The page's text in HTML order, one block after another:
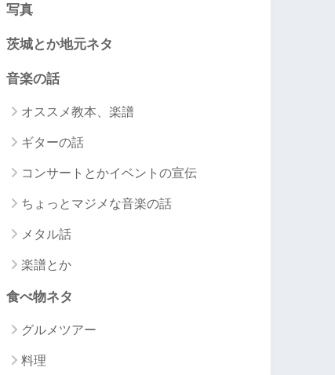
写真
茨城とか地元ネタ
音楽の話
オススメ教本、楽譜
ギターの話
コンサートとかイベントの宣伝
ちょっとマジメな音楽の話
メタル話
楽譜とか
食べ物ネタ
グルメツアー
料理